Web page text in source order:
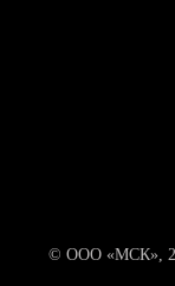
© ООО «МСК»,